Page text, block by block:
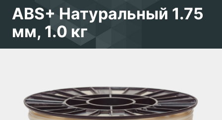
ABS+ Натуральный 1.75
мм, 1.0 кг